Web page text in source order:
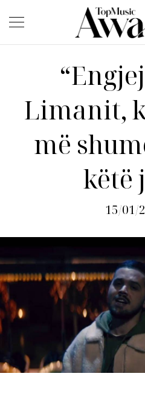
Limanit,
më
këtë
15/01/